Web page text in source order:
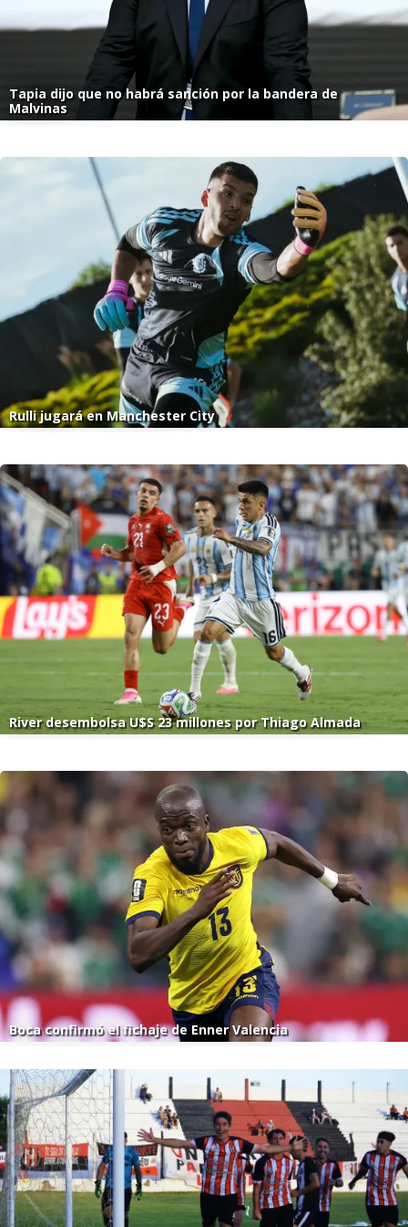
Tapia dijo que no habrá sanción por la bandera de
Malvinas
Rulli jugará en Manchester City
River desembolsa U$S 23 millones por Thiago Almada
Boca confirmó el fichaje de Enner Valencia